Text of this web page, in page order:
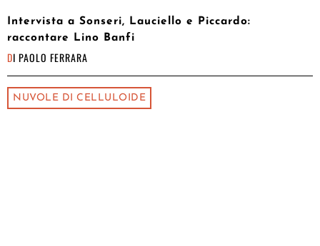
Intervista a Sonseri, Lauciello e Piccardo:
raccontare Lino Banfi
DI PAOLO FERRARA
NUVOLE DI CELLULOIDE